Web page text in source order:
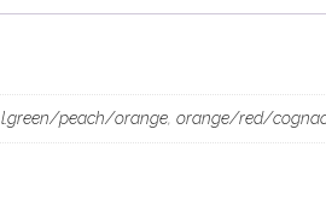
l.green/peach/orange, orange/red/